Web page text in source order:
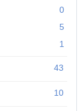
0
5
1
43
10